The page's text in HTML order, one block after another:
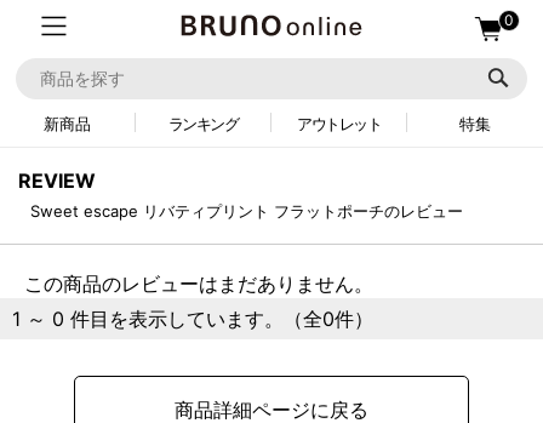
0
新商品 ランキング アウトレット 特集
REVIEW
Sweet escape リバティプリント フラットポーチのレビュー
この商品のレビューはまだありません。
1 ～ 0 件目を表示しています。（全0件）
商品詳細ページに戻る